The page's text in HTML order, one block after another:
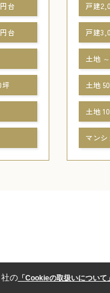
台
台
坪
戸建
戸建
土地
土地
土地
マンシ
の「Cookieの取扱いについて」